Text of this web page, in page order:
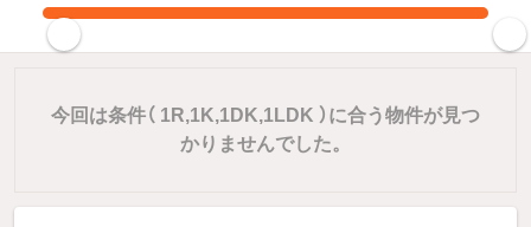
今回は条件（ 1R,1K,1DK,1LDK ）に合う物件が見つ
かりませんでした。